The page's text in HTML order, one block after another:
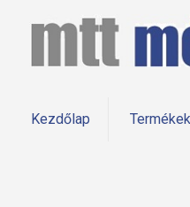
Kezdőlap Termékek